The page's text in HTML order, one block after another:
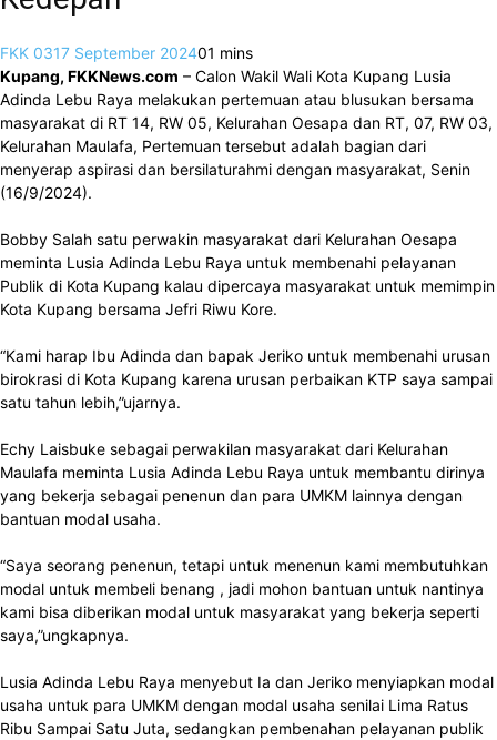
FKK 0317 September 202401 mins
Kupang, FKKNews.com – Calon Wakil Wali Kota Kupang Lusia
Adinda Lebu Raya melakukan pertemuan atau blusukan bersama
masyarakat di RT 14, RW 05, Kelurahan Oesapa dan RT, 07, RW 03,
Kelurahan Maulafa, Pertemuan tersebut adalah bagian dari
menyerap aspirasi dan bersilaturahmi dengan masyarakat, Senin
(16/9/2024).
Bobby Salah satu perwakin masyarakat dari Kelurahan Oesapa
meminta Lusia Adinda Lebu Raya untuk membenahi pelayanan
Publik di Kota Kupang kalau dipercaya masyarakat untuk memimpin
Kota Kupang bersama Jefri Riwu Kore.
“Kami harap Ibu Adinda dan bapak Jeriko untuk membenahi urusan
birokrasi di Kota Kupang karena urusan perbaikan KTP saya sampai
satu tahun lebih,”ujarnya.
Echy Laisbuke sebagai perwakilan masyarakat dari Kelurahan
Maulafa meminta Lusia Adinda Lebu Raya untuk membantu dirinya
yang bekerja sebagai penenun dan para UMKM lainnya dengan
bantuan modal usaha.
“Saya seorang penenun, tetapi untuk menenun kami membutuhkan
modal untuk membeli benang , jadi mohon bantuan untuk nantinya
kami bisa diberikan modal untuk masyarakat yang bekerja seperti
saya,”ungkapnya.
Lusia Adinda Lebu Raya menyebut Ia dan Jeriko menyiapkan modal
usaha untuk para UMKM dengan modal usaha senilai Lima Ratus
Ribu Sampai Satu Juta, sedangkan pembenahan pelayanan publik